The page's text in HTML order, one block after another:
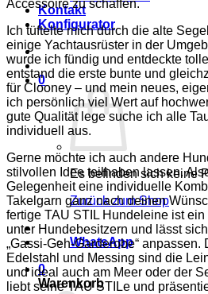
Kontakt
Konfigurator
0
Es befinden sich keine
Zurück zum Shop
WhatsApp
0
Warenkorb
Accessoire zu schaffen.
Ich tüftelte mich durch die alte
einige Yachtausrüster in der
wurde ich fündig und entdeckte
entstand die erste bunte und
für Clooney – und mein neues,
ich persönlich viel Wert auf
gute Qualität lege suche ich alle
individuell aus.
Gerne möchte ich auch andere
stilvollen Idee teilhaben lassen.
Gelegenheit eine individuelle
Takelgarn ganz nach deinen
fertige TAU STIL Hundeleine ist
unter Hundebesitzern und lässt
„Gassi-Geh-Garderobe“
Edelstahl und Messing sind die
und ideal auch am Meer oder der
liebt seine TAU STILe und